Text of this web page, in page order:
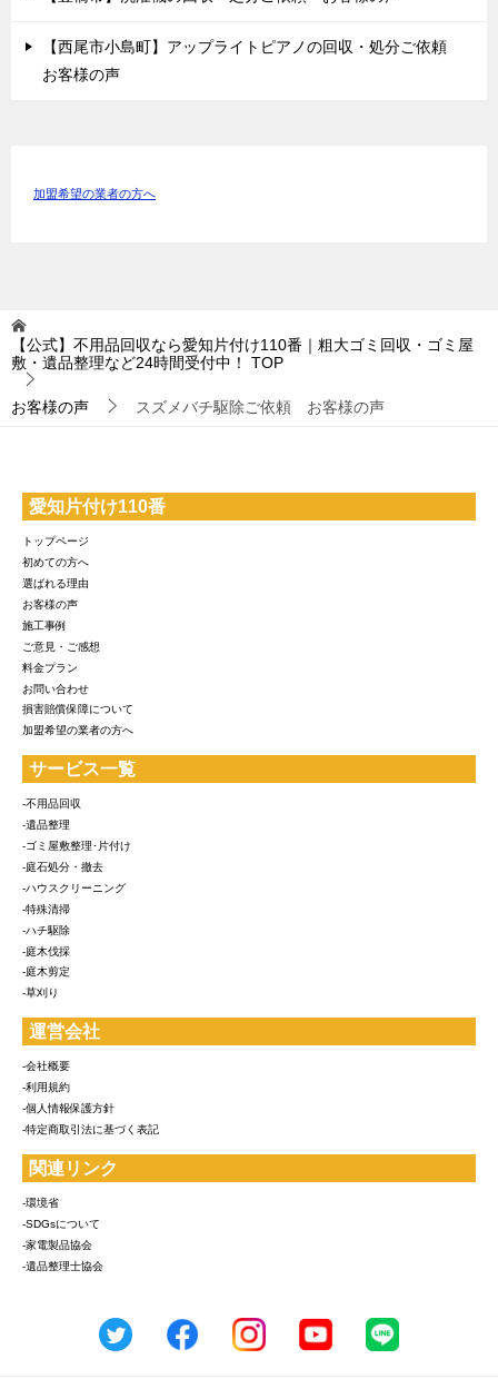
【西尾市小島町】アップライトピアノの回収・処分ご依頼
お客様の声
加盟希望の業者の方へ
【公式】不用品回収なら愛知片付け110番｜粗大ゴミ回収・ゴミ屋
敷・遺品整理など24時間受付中！
TOP
お客様の声 スズメバチ駆除ご依頼 お客様の声
愛知片付け110番
トップページ
初めての方へ
選ばれる理由
お客様の声
施工事例
ご意見・ご感想
料金プラン
お問い合わせ
損害賠償保障について
加盟希望の業者の方へ
サービス一覧
-不用品回収
-遺品整理
-ゴミ屋敷整理･片付け
-庭石処分・撤去
-ハウスクリーニング
-特殊清掃
-ハチ駆除
-庭木伐採
-庭木剪定
-草刈り
運営会社
-会社概要
-利用規約
-個人情報保護方針
-特定商取引法に基づく表記
関連リンク
-環境省
-SDGsについて
-家電製品協会
-遺品整理士協会